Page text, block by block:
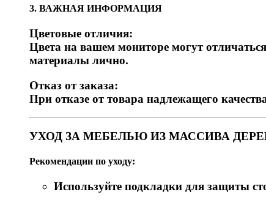
3. ВАЖНАЯ ИНФОРМАЦИЯ
Цветовые отличия:
Цвета на вашем мониторе могут
материалы лично.
Отказ от заказа:
При отказе от товара надлежащего
УХОД ЗА МЕБЕЛЬЮ ИЗ МАССИВА
Рекомендации по уходу:
Используйте подкладки для защиты